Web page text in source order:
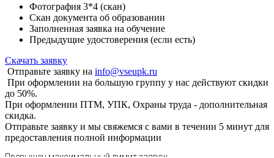
Фотография 3*4 (скан)
Скан документа об образовании
Заполненная заявка на обучение
Предыдущие удостоверения (если есть)
Скачать заявку
Отправьте заявку на info@vseupk.ru
При оформлении на большую группу у нас действуют скидки
до 50%.
При оформлении ПТМ, УПК, Охраны труда - дополнительная
скидка.
Отправьте заявку и мы свяжемся с вами в течении 5 минут для
предоставления полной информации